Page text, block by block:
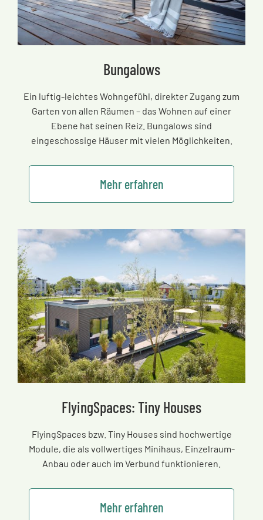
Bungalows
Ein luftig-leichtes Wohngefühl, direkter Zugang zum
Garten von allen Räumen – das Wohnen auf einer
Ebene hat seinen Reiz. Bungalows sind
eingeschossige Häuser mit vielen Möglichkeiten.
Mehr erfahren
FlyingSpaces: Tiny Houses
FlyingSpaces bzw. Tiny Houses sind hochwertige
Module, die als vollwertiges Minihaus, Einzelraum-
Anbau oder auch im Verbund funktionieren.
Mehr erfahren